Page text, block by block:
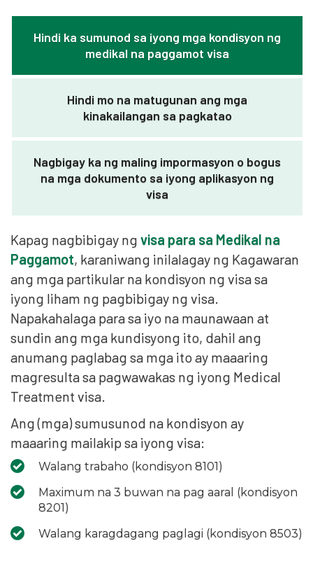
Hindi ka sumunod sa iyong mga kondisyon ng
medikal na paggamot visa
Hindi mo na matugunan ang mga
kinakailangan sa pagkatao
Nagbigay ka ng maling impormasyon o bogus
na mga dokumento sa iyong aplikasyon ng
visa
Kapag nagbibigay ng visa para sa Medikal na
Paggamot, karaniwang inilalagay ng Kagawaran
ang mga partikular na kondisyon ng visa sa
iyong liham ng pagbibigay ng visa.
Napakahalaga para sa iyo na maunawaan at
sundin ang mga kundisyong ito, dahil ang
anumang paglabag sa mga ito ay maaaring
magresulta sa pagwawakas ng iyong Medical
Treatment visa.
Ang (mga) sumusunod na kondisyon ay
maaaring mailakip sa iyong visa:
Walang trabaho (kondisyon 8101)
Maximum na 3 buwan na pag aaral (kondisyon
8201)
Walang karagdagang paglagi (kondisyon 8503)